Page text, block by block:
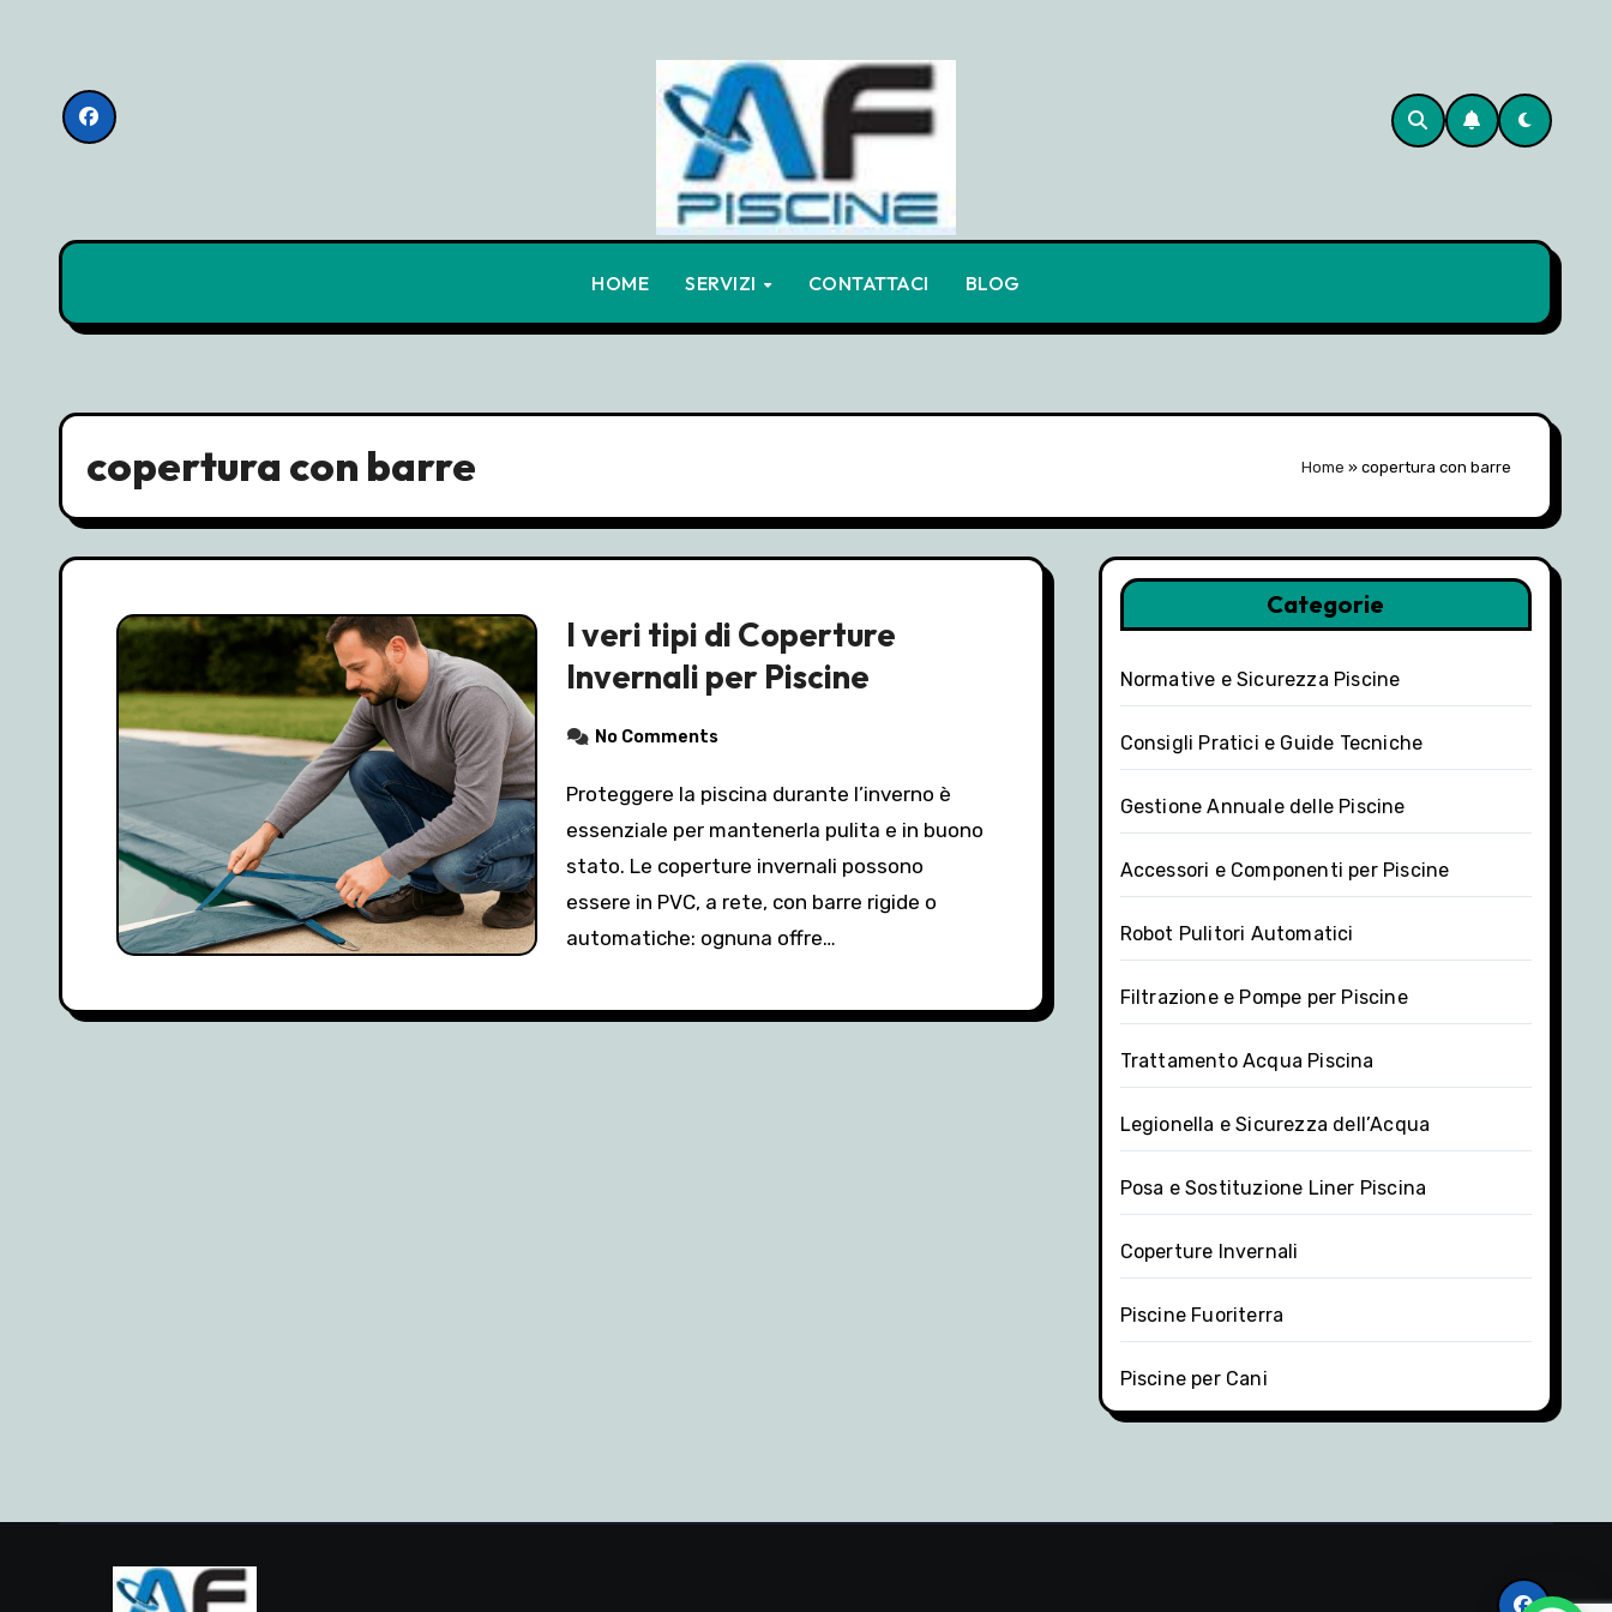
HOME SERVIZI CONTATTACI BLOG
copertura con barre Home » copertura con barre
I veri tipi di Coperture
Invernali per Piscine
No Comments
Proteggere la piscina durante l’inverno è
essenziale per mantenerla pulita e in buono
stato. Le coperture invernali possono
essere in PVC, a rete, con barre rigide o
automatiche: ognuna offre…
Categorie
Normative e Sicurezza Piscine
Consigli Pratici e Guide Tecniche
Gestione Annuale delle Piscine
Accessori e Componenti per Piscine
Robot Pulitori Automatici
Filtrazione e Pompe per Piscine
Trattamento Acqua Piscina
Legionella e Sicurezza dell’Acqua
Posa e Sostituzione Liner Piscina
Coperture Invernali
Piscine Fuoriterra
Piscine per Cani